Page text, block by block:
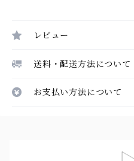
レビュー
送料・配送方法について
お支払い方法について